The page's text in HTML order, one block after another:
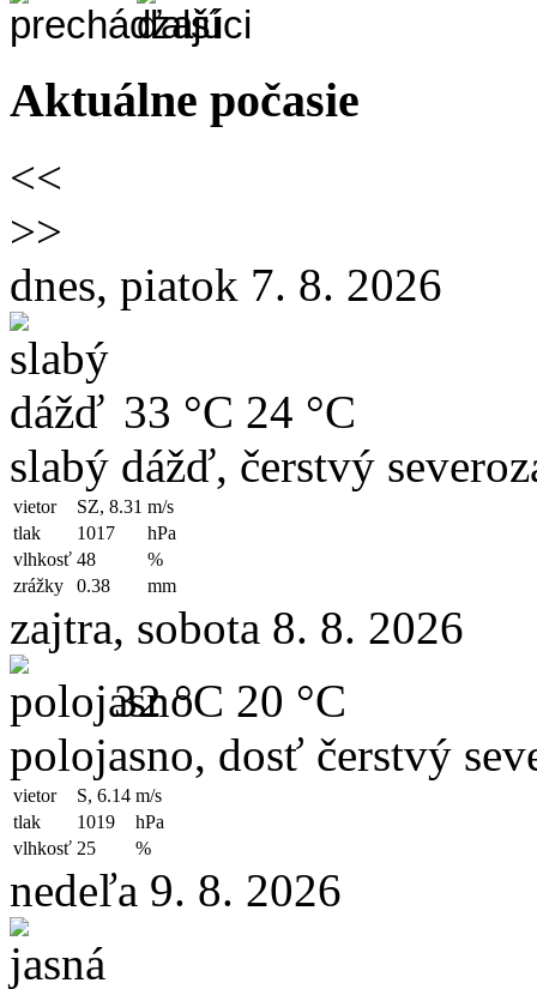
Aktuálne počasie
<<
>>
dnes, piatok 7. 8. 2026
33 °C 24 °C
slabý dážď, čerstvý
vietor SZ, 8.31 m/s
tlak
1017
hPa
vlhkosť 48
%
zrážky
0.38 mm
zajtra, sobota 8. 8. 2026
32 °C 20 °C
polojasno, dosť čerstvý
vietor S, 6.14 m/s
tlak
1019
hPa
vlhkosť 25 %
nedeľa 9. 8. 2026